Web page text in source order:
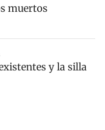
muertos
y la silla